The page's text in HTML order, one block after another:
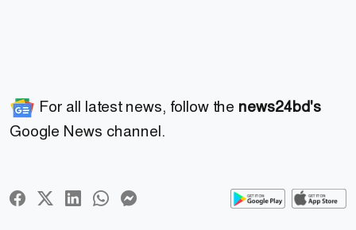
For all latest news, follow the news24bd's
Google News channel.